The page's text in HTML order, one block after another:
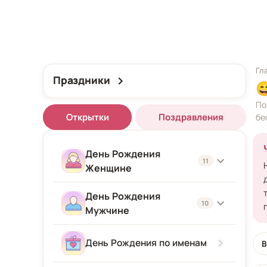
Праздники
Открытки Поздравления
День Рождения
Женщине
11
Женщине
Подруге
Девушке
День Рождения
Мужчине
10
Мужчине
День Рождения по именам